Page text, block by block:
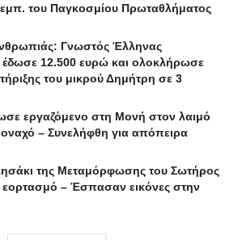
του Παγκοσμίου Πρωταθλήματος
Γνωστός Έλληνας
έδωσε 12.500 ευρώ και ολοκλήρωσε
του μικρού Δημήτρη σε 3
εργαζόμενο στη Μονή στον λαιμό
– Συνελήφθη για απόπειρα
της Μεταμόρφωσης του Σωτήρος
– Έσπασαν εικόνες στην